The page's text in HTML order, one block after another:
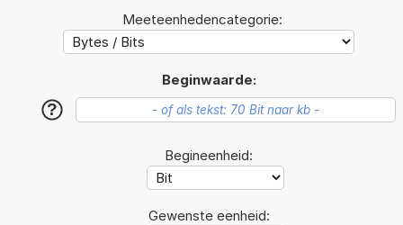
Meeteenhedencategorie:
Beginwaarde:
?
Begineenheid:
Gewenste eenheid: